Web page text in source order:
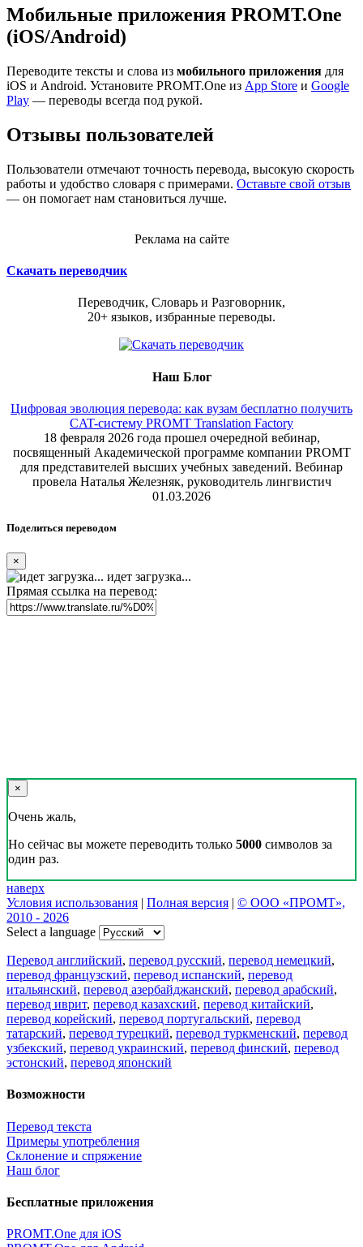
Мобильные приложения PROMT.One
(iOS/Android)
Переводите тексты и слова из мобильного приложения для
iOS и Android. Установите PROMT.One из App Store и Google
Play — переводы всегда под рукой.
Отзывы пользователей
Пользователи отмечают точность перевода, высокую скорость
работы и удобство словаря с примерами. Оставьте свой отзыв
— он помогает нам становиться лучше.
Реклама на сайте
Скачать переводчик
Переводчик, Словарь и Разговорник,
20+ языков, избранные переводы.
Наш Блог
Цифровая эволюция перевода: как вузам бесплатно получить
CAT-систему PROMT Translation Factory
18 февраля 2026 года прошел очередной вебинар,
посвященный Академической программе компании PROMT
для представителей высших учебных заведений. Вебинар
провела Наталья Железняк, руководитель лингвистич
01.03.2026
Поделиться переводом
×
идет загрузка...
Прямая ссылка на перевод:
×
Очень жаль,
Но сейчас вы можете переводить только 5000 символов за
один раз.
наверх
Условия использования | Полная версия | © ООО «ПРОМТ»,
2010 - 2026
Select a language
Перевод английский, перевод русский, перевод немецкий,
перевод французский, перевод испанский, перевод
итальянский, перевод азербайджанский, перевод арабский,
перевод иврит, перевод казахский, перевод китайский,
перевод корейский, перевод португальский, перевод
татарский, перевод турецкий, перевод туркменский, перевод
узбекский, перевод украинский, перевод финский, перевод
эстонский, перевод японский
Возможности
Перевод текста
Примеры употребления
Склонение и спряжение
Наш блог
Бесплатные приложения
PROMT.One для iOS